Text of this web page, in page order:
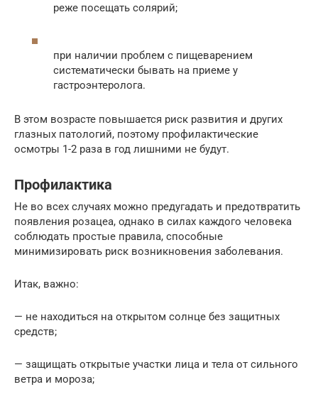
реже посещать солярий;
при наличии проблем с пищеварением
систематически бывать на приеме у
гастроэнтеролога.
В этом возрасте повышается риск развития и других
глазных патологий, поэтому профилактические
осмотры 1-2 раза в год лишними не будут.
Профилактика
Не во всех случаях можно предугадать и предотвратить
появления розацеа, однако в силах каждого человека
соблюдать простые правила, способные
минимизировать риск возникновения заболевания.
Итак, важно:
— не находиться на открытом солнце без защитных
средств;
— защищать открытые участки лица и тела от сильного
ветра и мороза;